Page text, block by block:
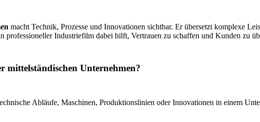
macht Technik, Prozesse und Innovationen sichtbar. Er übersetzt komplexe
professioneller Industriefilm dabei hilft, Vertrauen zu schaffen und Kunden zu
mittelständischen Unternehmen?
Abläufe, Maschinen, Produktionslinien oder Innovationen in einem